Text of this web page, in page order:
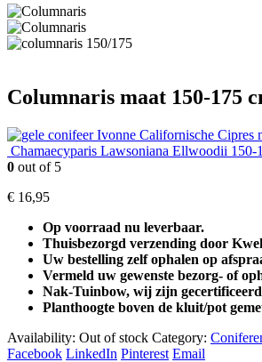
Columnaris maat 150-175
Californische Cipres
Chamaecyparis Lawsoniana Ellwoodii 150-
0 out of 5
€ 16,95
Op voorraad nu leverbaar.
Thuisbezorgd verzending door
Uw bestelling zelf ophalen op
Vermeld uw gewenste bezorg- of
Nak-Tuinbow, wij zijn gecertificeerd
Planthoogte boven de kluit/pot
Availability: Out of stock Category:
Facebook LinkedIn Pinterest Email